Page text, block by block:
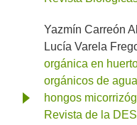
Yazmín Carreón
Lucía Varela
orgánica en
orgánicos de
hongos
Revista de la